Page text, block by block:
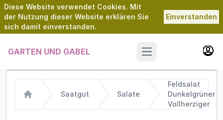
Diese Website verwendet Cookies. Mit
der Nutzung dieser Website erklären Sie
sich damit einverstanden.
Einverstanden
GARTEN UND GABEL Open main menu
Home
Saatgut Salate
Feldsalat
Dunkelgrüner
Vollherziger